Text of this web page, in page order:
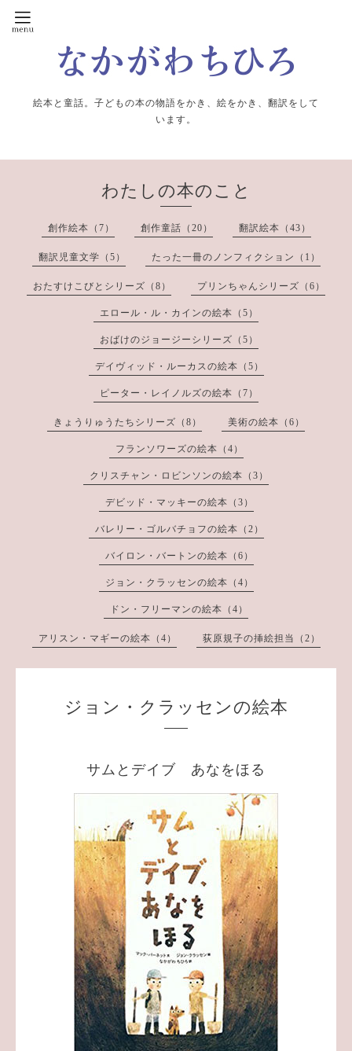
絵本と童話。子どもの本の物語をかき、絵をかき、翻訳をして
います。
わたしの本のこと
創作絵本（7） 創作童話（20） 翻訳絵本（43）
翻訳児童文学（5） たった一冊のノンフィクション（1）
おたすけこびとシリーズ（8） プリンちゃんシリーズ（6）
エロール・ル・カインの絵本（5）
おばけのジョージーシリーズ（5）
デイヴィッド・ルーカスの絵本（5）
ピーター・レイノルズの絵本（7）
きょうりゅうたちシリーズ（8） 美術の絵本（6）
フランソワーズの絵本（4）
クリスチャン・ロビンソンの絵本（3）
デビッド・マッキーの絵本（3）
バレリー・ゴルバチョフの絵本（2）
バイロン・バートンの絵本（6）
ジョン・クラッセンの絵本（4）
ドン・フリーマンの絵本（4）
アリスン・マギーの絵本（4） 荻原規子の挿絵担当（2）
ジョン・クラッセンの絵本
サムとデイブ あなをほる